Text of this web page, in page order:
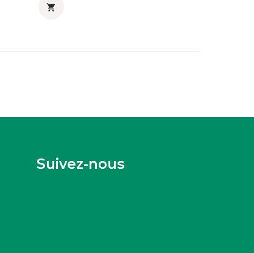

Suivez-nous